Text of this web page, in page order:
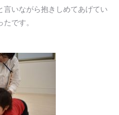
言いながら抱きしめてあげてい
です。